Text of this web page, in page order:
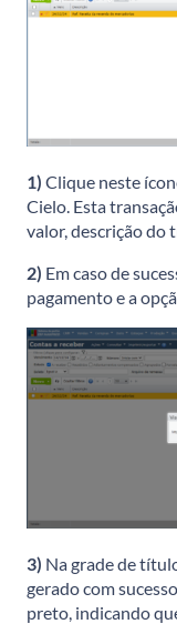
1) Clique neste
Cielo. Esta
valor, descrição do
2) Em caso de
pagamento e a
3) Na grade de
gerado com
preto, indicando